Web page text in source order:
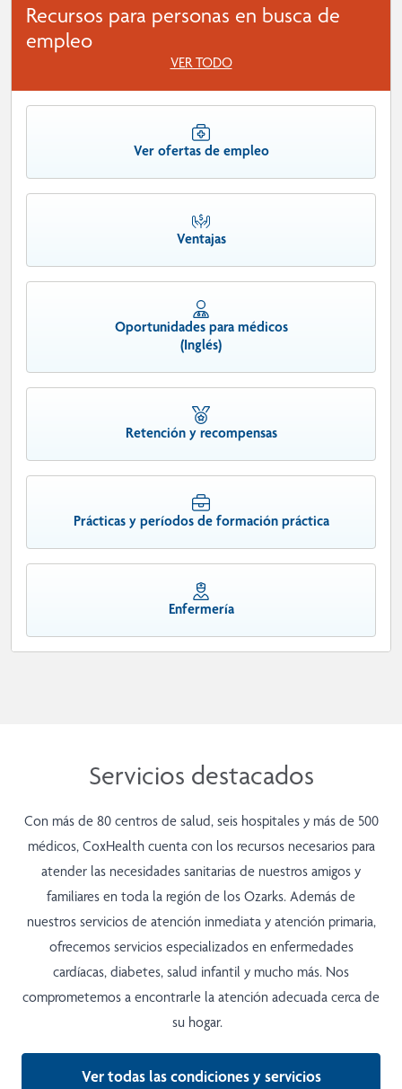
Recursos para personas en busca de
empleo
VER TODO
Ver ofertas de empleo
Ventajas
Oportunidades para médicos
(Inglés)
Retención y recompensas
Prácticas y períodos de formación práctica
Enfermería
Servicios destacados
Con más de 80 centros de salud, seis hospitales y más de 500
médicos, CoxHealth cuenta con los recursos necesarios para
atender las necesidades sanitarias de nuestros amigos y
familiares en toda la región de los Ozarks. Además de
nuestros servicios de atención inmediata y atención primaria,
ofrecemos servicios especializados en enfermedades
cardíacas, diabetes, salud infantil y mucho más. Nos
comprometemos a encontrarle la atención adecuada cerca de
su hogar.
Ver todas las condiciones y servicios